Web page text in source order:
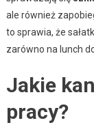
ale również
to sprawia, że
zarówno na lunch
Jakie
pracy?